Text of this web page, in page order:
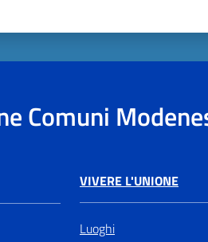
Comuni
VIVERE L'UNIONE
Luoghi